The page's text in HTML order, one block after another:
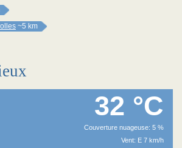
~5 km
32 °C
Couverture nuageuse: 5 %
Vent: E 7 km/h